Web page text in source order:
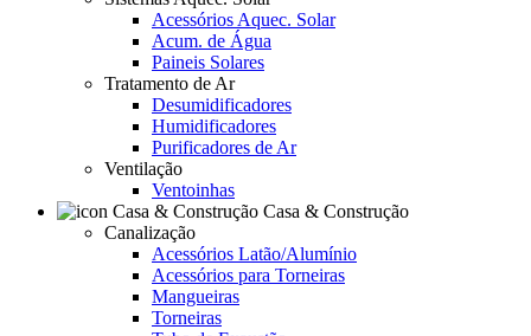
Acessórios Aquec. Solar
Acum. de Água
Paineis Solares
Tratamento de Ar
Desumidificadores
Humidificadores
Purificadores de Ar
Ventilação
Ventoinhas
Casa & Construção
Canalização
Acessórios Latão/Alumínio
Acessórios para Torneiras
Mangueiras
Torneiras